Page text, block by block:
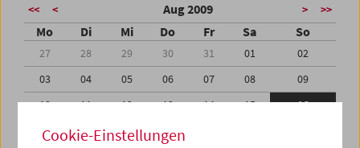
<< < Aug 2009 > >>
Mo Di Mi Do Fr Sa So
27 28 29 30 31 01
02
03
04 05 06 07 08
09
10
11 12 13 14 15
16
17
18 19 20
Cookie-Einstellungen